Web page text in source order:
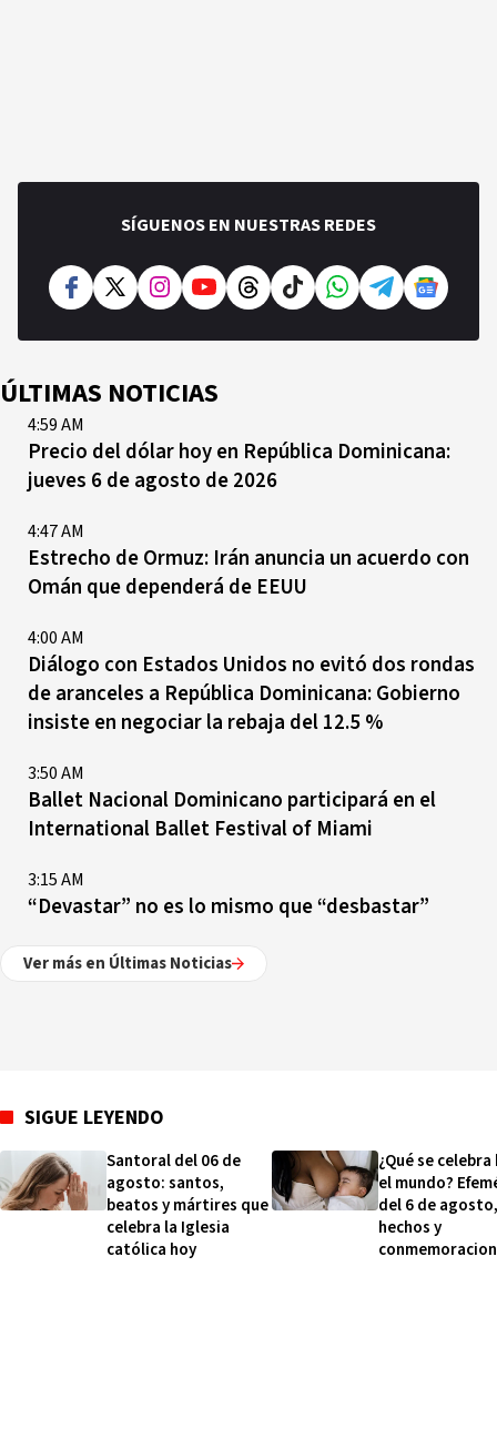
SÍGUENOS EN NUESTRAS REDES
ÚLTIMAS NOTICIAS
4:59 AM
Precio del dólar hoy en República Dominicana:
jueves 6 de agosto de 2026
4:47 AM
Estrecho de Ormuz: Irán anuncia un acuerdo con
Omán que dependerá de EEUU
4:00 AM
Diálogo con Estados Unidos no evitó dos rondas
de aranceles a República Dominicana: Gobierno
insiste en negociar la rebaja del 12.5 %
3:50 AM
Ballet Nacional Dominicano participará en el
International Ballet Festival of Miami
3:15 AM
“Devastar” no es lo mismo que “desbastar”
Ver más en Últimas Noticias
SIGUE LEYENDO
Santoral del 06 de
agosto: santos,
beatos y mártires que
celebra la Iglesia
católica hoy
¿Qué se celebra
el mundo?
del 6 de agosto,
hechos y